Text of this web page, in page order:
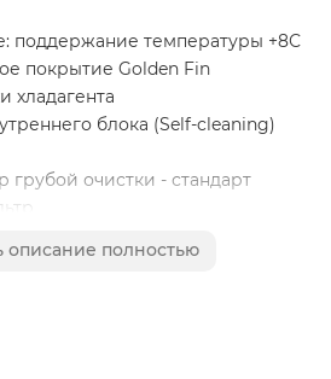
поддержание температуры +8С
покрытие Golden Fin
хладагента
блока (Self-cleaning)
очистки - стандарт
описание полностью